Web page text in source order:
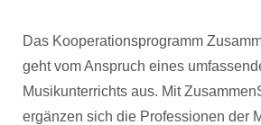
Das Kooperationsprogramm
geht vom Anspruch eines
Musikunterrichts aus. Mit
ergänzen sich die Professionen der